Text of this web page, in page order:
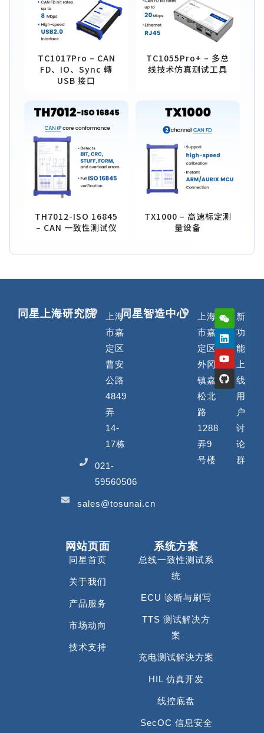
TC1017Pro – CAN
FD、IO、Sync 轉
USB 接口
TC1055Pro+ – 多总
线技术仿真测试工具
TH7012-ISO 16845
– CAN 一致性测试仪
TX1000 – 高速标定测
量设备
同星上海研究院
上海
市嘉
定区
曹安
公路
4849
弄
14-
17栋
021-
59560506
sales@tosunai.cn
同星智造中心
上海
市嘉
定区
外冈
镇嘉
松北
路
1288
弄9
号楼
新
功
能
上
线
用
户
讨
论
群
网站页面
同星首页
关于我们
产品服务
市场动向
技术支持
系统方案
总线一致性测试系
统
ECU 诊断与刷写
TTS 测试解决方
案
充电测试解决方案
HIL 仿真开发
线控底盘
SecOC 信息安全